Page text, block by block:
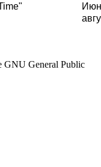
"
GNU General Public